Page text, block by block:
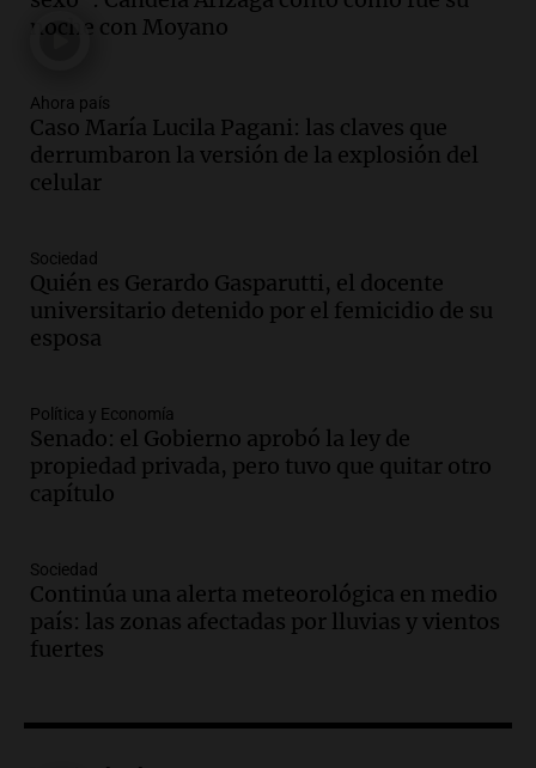
accidente automovilístico
Noticias
Audio.
en suspenso a hombre que simuló robo
de millones en San Luis
Panorama Federal
reconstrucción de 373 lozas en la
autopista de las Serranías Puntanas
Panorama Federal
Episodios
en Córdoba: casi 1.500 llamados por
incidentes
Noticias
Episodios
mientras el gobierno lucha por avanzar
en el Senado
Noticias
que se avecina"
noche con Moyano
Ahora país
Caso María Lucila Pagani: las claves que
derrumbaron la versión de la explosión del
celular
Sociedad
Quién es Gerardo Gasparutti, el docente
universitario detenido por el femicidio de su
esposa
Política y Economía
Senado: el Gobierno aprobó la ley de
propiedad privada, pero tuvo que quitar otro
capítulo
Sociedad
Continúa una alerta meteorológica en medio
país: las zonas afectadas por lluvias y vientos
fuertes